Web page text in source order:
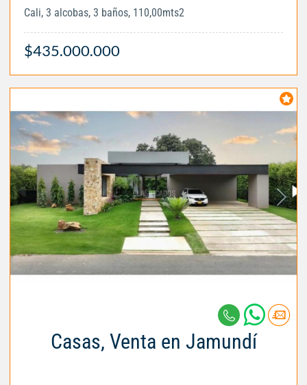
Cali, 3 alcobas, 3 baños, 110,00mts2
$435.000.000
Casas, Venta en Jamundí